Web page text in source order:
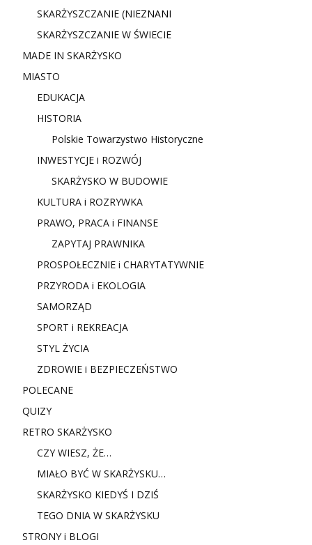
SKARŻYSZCZANIE (NIEZNANI
SKARŻYSZCZANIE W ŚWIECIE
MADE IN SKARŻYSKO
MIASTO
EDUKACJA
HISTORIA
Polskie Towarzystwo Historyczne
INWESTYCJE i ROZWÓJ
SKARŻYSKO W BUDOWIE
KULTURA i ROZRYWKA
PRAWO, PRACA i FINANSE
ZAPYTAJ PRAWNIKA
PROSPOŁECZNIE i CHARYTATYWNIE
PRZYRODA i EKOLOGIA
SAMORZĄD
SPORT i REKREACJA
STYL ŻYCIA
ZDROWIE i BEZPIECZEŃSTWO
POLECANE
QUIZY
RETRO SKARŻYSKO
CZY WIESZ, ŻE…
MIAŁO BYĆ W SKARŻYSKU…
SKARŻYSKO KIEDYŚ I DZIŚ
TEGO DNIA W SKARŻYSKU
STRONY i BLOGI